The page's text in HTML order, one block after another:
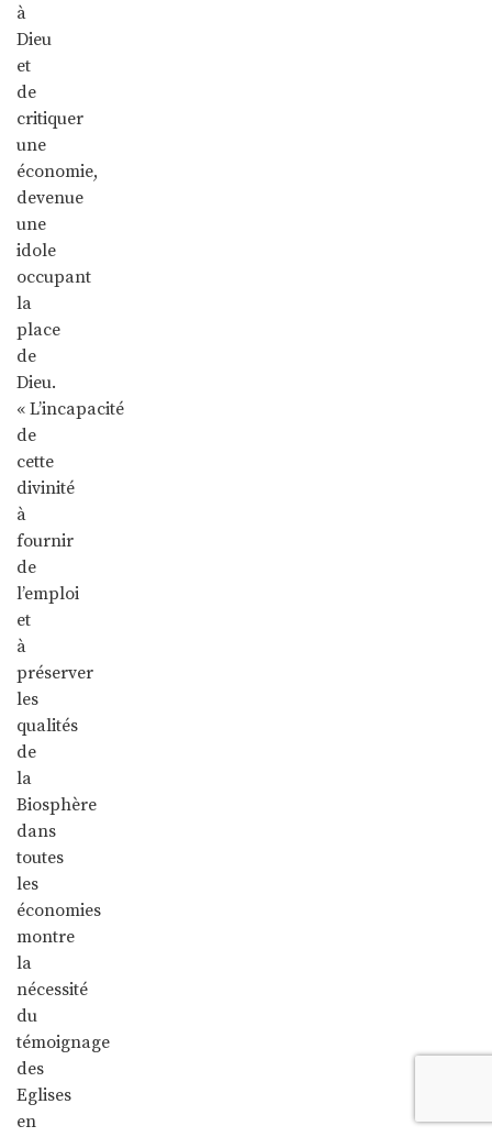
à
Dieu
et
de
critiquer
une
économie,
devenue
une
idole
occupant
la
place
de
Dieu.
« L’incapacité
de
cette
divinité
à
fournir
de
l’emploi
et
à
préserver
les
qualités
de
la
Biosphère
dans
toutes
les
économies
montre
la
nécessité
du
témoignage
des
Eglises
en